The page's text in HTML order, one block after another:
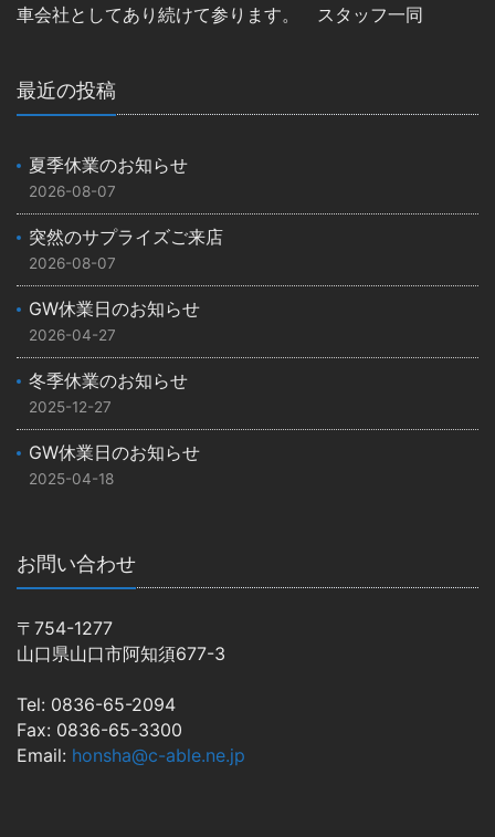
車会社としてあり続けて参ります。 スタッフ一同
最近の投稿
夏季休業のお知らせ
2026-08-07
突然のサプライズご来店
2026-08-07
GW休業日のお知らせ
2026-04-27
冬季休業のお知らせ
2025-12-27
GW休業日のお知らせ
2025-04-18
お問い合わせ
〒754-1277
山口県山口市阿知須677-3
Tel: 0836-65-2094
Fax: 0836-65-3300
Email: honsha@c-able.ne.jp